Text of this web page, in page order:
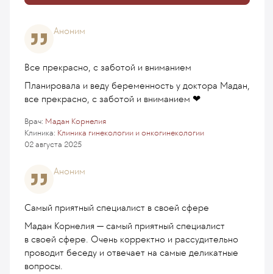
Аноним
Все прекрасно, с заботой и вниманием
Планировала и веду беременность у доктора Мадан,
все прекрасно, с заботой и вниманием ❤
Клиника: Клиника гинекологии и онкогинекологии
Врач: Мадан Корнелия
02 августа 2025
Аноним
Самый приятный специалист в своей сфере
Мадан Корнелия — самый приятный специалист
в своей сфере. Очень корректно и рассудительно
проводит беседу и отвечает на самые деликатные
вопросы.